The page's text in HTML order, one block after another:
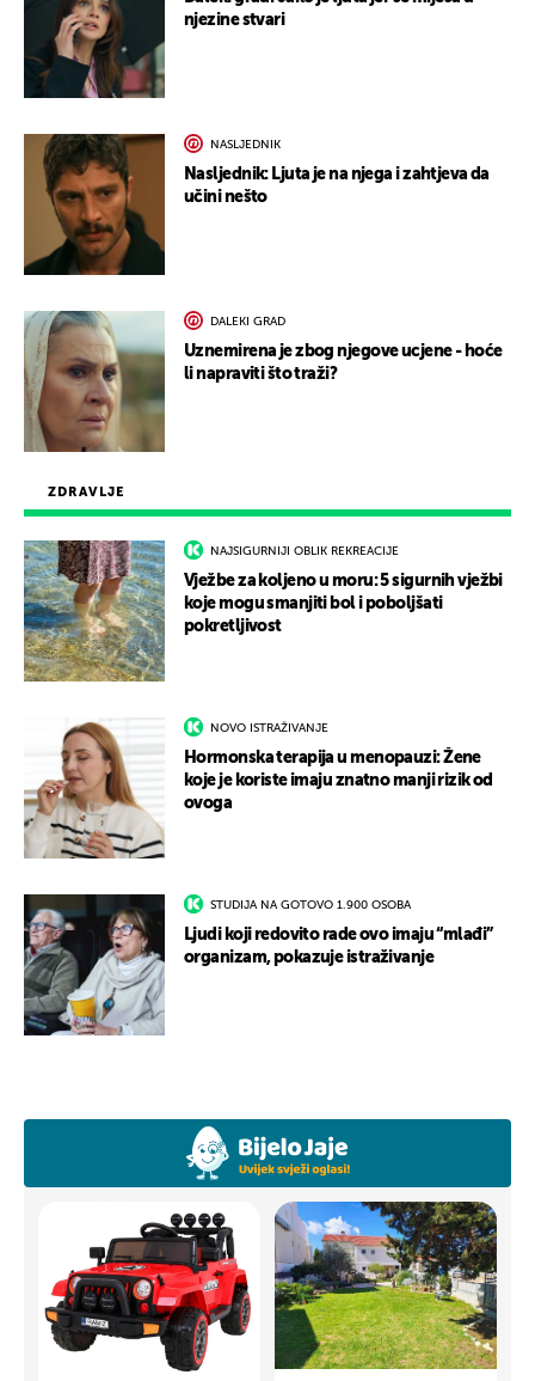
ZDRAVLJE
NAJSIGURNIJI OBLIK REKREACIJE
Vježbe za koljeno u moru: 5 sigurnih vježbi
koje mogu smanjiti bol i poboljšati
pokretljivost
NOVO ISTRAŽIVANJE
Hormonska terapija u menopauzi: Žene
koje je koriste imaju znatno manji rizik od
ovoga
STUDIJA NA GOTOVO 1.900 OSOBA
Ljudi koji redovito rade ovo imaju “mlađi”
organizam, pokazuje istraživanje
njezine stvari
NASLJEDNIK
Nasljednik: Ljuta je na njega i zahtjeva da
učini nešto
DALEKI GRAD
Uznemirena je zbog njegove ucjene - hoće
li napraviti što traži?